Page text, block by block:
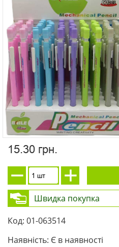
15.30 грн.
Швидка покупка
Код: 01-063514
Наявність: Є в наявності